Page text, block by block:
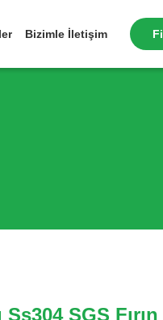
Bizimle İletişim
SGS